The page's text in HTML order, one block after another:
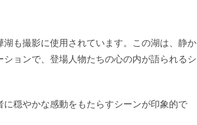
も撮影に使用されています。この湖は、静か
ョンで、登場人物たちの心の内が語られるシ
に穏やかな感動をもたらすシーンが印象的で